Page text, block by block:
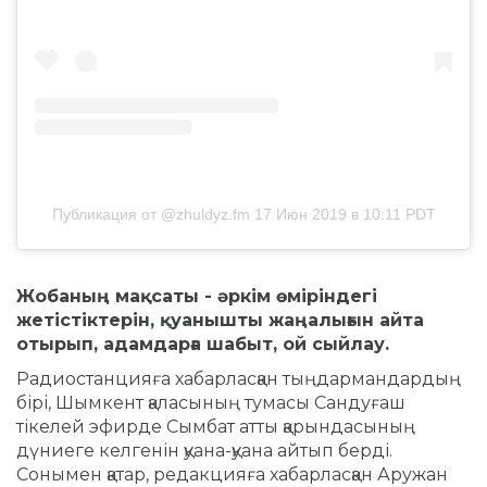
Публикация от @zhuldyz.fm 17 Июн 2019 в 10:11 PDT
Жобаның мақсаты - әркім өміріндегі
жетістіктерін, қуанышты жаңалығын айта
отырып, адамдарға шабыт, ой сыйлау.
Радиостанцияға хабарласқан тыңдармандардың
бірі, Шымкент қаласының тумасы Сандуғаш
тікелей эфирде Сымбат атты қарындасының
дүниеге келгенін қуана-қуана айтып берді.
Сонымен қатар, редакцияға хабарласқан Аружан